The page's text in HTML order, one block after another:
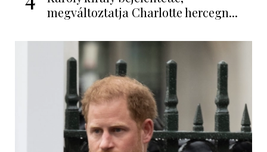
megváltoztatja Charlotte hercegn...